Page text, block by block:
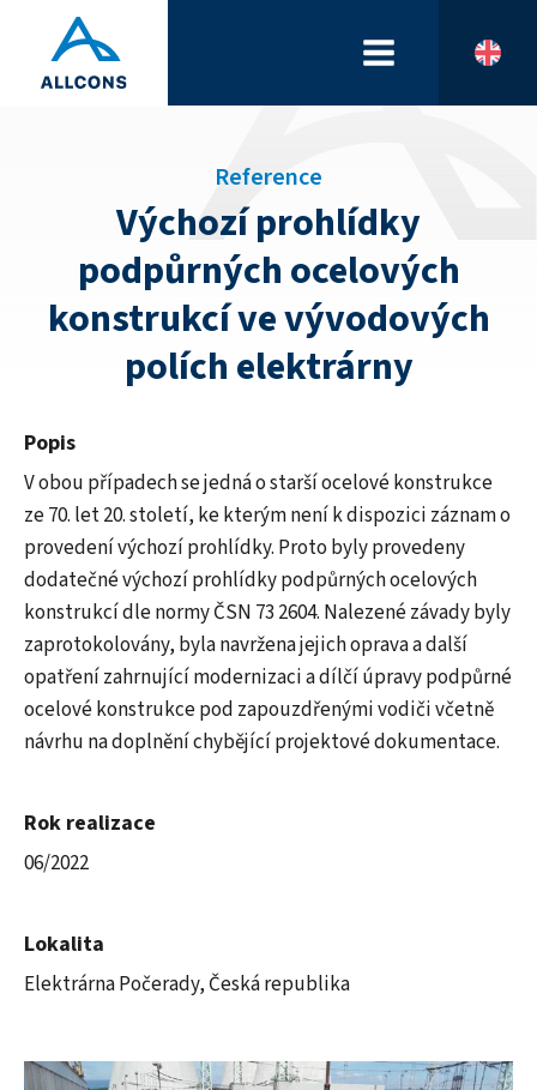
Reference
Výchozí prohlídky
podpůrných ocelových
konstrukcí ve vývodových
polích elektrárny
Popis
V obou případech se jedná o starší ocelové konstrukce
ze 70. let 20. století, ke kterým není k dispozici záznam o
provedení výchozí prohlídky. Proto byly provedeny
dodatečné výchozí prohlídky podpůrných ocelových
konstrukcí dle normy ČSN 73 2604. Nalezené závady byly
zaprotokolovány, byla navržena jejich oprava a další
opatření zahrnující modernizaci a dílčí úpravy podpůrné
ocelové konstrukce pod zapouzdřenými vodiči včetně
návrhu na doplnění chybějící projektové dokumentace.
Rok realizace
06/2022
Lokalita
Elektrárna Počerady, Česká republika